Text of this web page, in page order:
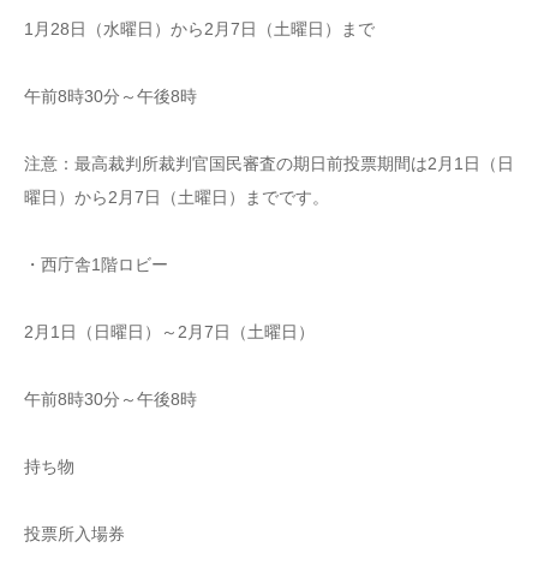
1月28日（水曜日）から2月7日（土曜日）まで
午前8時30分～午後8時
注意：最高裁判所裁判官国民審査の期日前投票期間は2月1日（日
曜日）から2月7日（土曜日）までです。
・西庁舎1階ロビー
2月1日（日曜日）～2月7日（土曜日）
午前8時30分～午後8時
持ち物
投票所入場券